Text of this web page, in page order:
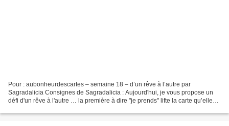
Pour : aubonheurdescartes – semaine 18 – d’un rêve à l’autre par
Sagradalicia Consignes de Sagradalicia : Aujourd'hui, je vous propose un
défi d'un rêve à l'autre … la première à dire "je prends" lifte la carte qu’elle